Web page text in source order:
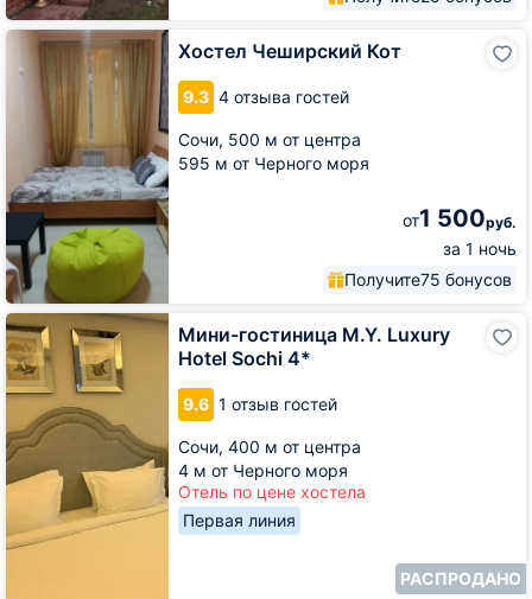
Хостел Чеширский Кот
9.3 4 отзыва гостей
Сочи, 500 м от центра
595 м от Черного моря
от1 500руб.
за 1 ночь
Получите75 бонусов
Хостел
Мини-гостиница M.Y. Luxury
Hotel Sochi 4*
9.6 1 отзыв гостей
Сочи, 400 м от центра
4 м от Черного моря
Отель по цене хостела
Первая линия
РАСПРОДАНО
Мини-
гостиница
M.Y.
Luxury
Sochi
4*